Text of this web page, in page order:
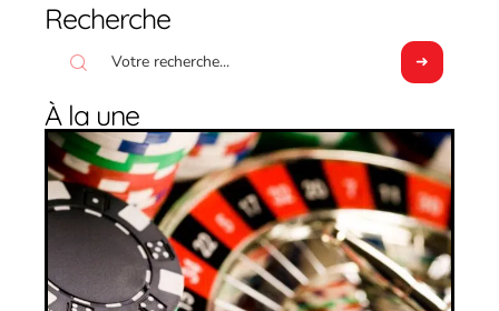
Recherche
À la une